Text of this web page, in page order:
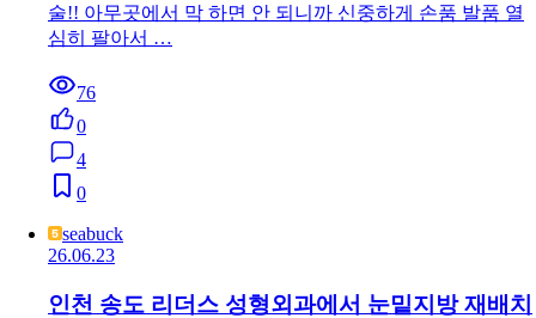
술!! 아무곳에서 막 하면 안 되니까 신중하게 손품 발품 열
심히 팔아서 …
76
0
4
0
seabuck
26.06.23
인천 송도 리더스 성형외과에서 눈밑지방 재배치